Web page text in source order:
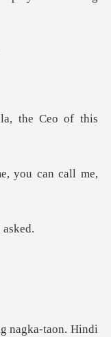
the Ceo of
you can cal
nagka-taon. Hindi